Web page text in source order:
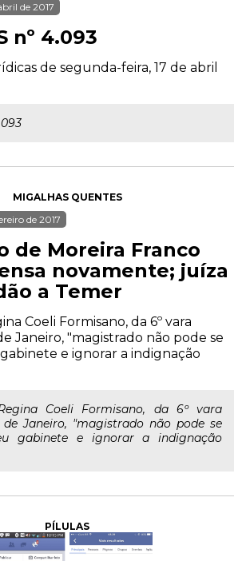
de 2017
nº 4.093
de segunda-feira, 17 de abril
MIGALHAS QUENTES
de 2017
de Moreira Franco
novamente; juíza
a Temer
Coeli Formisano, da 6º vara
Janeiro, "magistrado não pode se
e ignorar a indignação
Coeli Formisano, da 6º vara
Janeiro, "magistrado não pode se
gabinete e ignorar a indignação
PÍLULAS